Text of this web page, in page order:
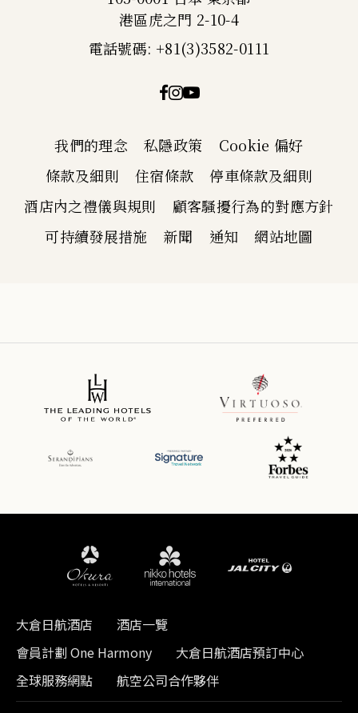
港區虎之門 2-10-4
電話號碼: +81(3)3582-0111
我們的理念 私隱政策
Cookie 偏好
條款及細則
住宿條款
停車條款及細則
酒店內之禮儀與規則
顧客騷擾行為的對應方針
可持續發展措施
新聞 通知 網站地圖
大倉日航酒店
酒店一覽
會員計劃 One Harmony
大倉日航酒店預訂中心
全球服務網點
航空公司合作夥伴